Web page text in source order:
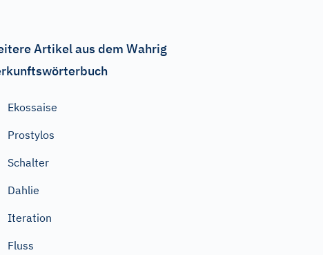
Artikel aus dem Wahrig
Ekossaise
Prostylos
Schalter
Dahlie
Iteration
Fluss